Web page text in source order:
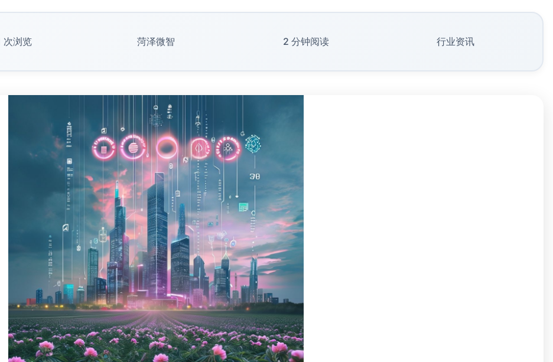
次浏览 菏泽微智 2 分钟阅读 行业资讯